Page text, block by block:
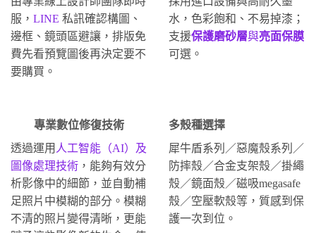
服， LINE 私訊確認構圖、
邊框、鏡頭區避讓，排版免
費先看預覽圖後再決定要不
要購買。
水，色彩飽和、不易掉漆；
支援保護磨砂層與亮面保膜
可選。
專業數位修復技術
透過運用 人工智能（AI）及
圖像處理技術 ，能夠有效分
析影像中的細節，並自動補
足照片中模糊的部分。模糊
不清的照片變得清晰，更能
多殼種選擇
犀牛盾系列／惡魔殼系列／
防摔殼／合金支架殼／掛繩
殼／鏡面殼／磁吸megasafe
殼／空壓軟殼等，質感到保
護一次到位。